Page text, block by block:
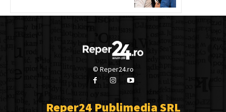
© Reper24.ro
Reper24 Publimedia SRL